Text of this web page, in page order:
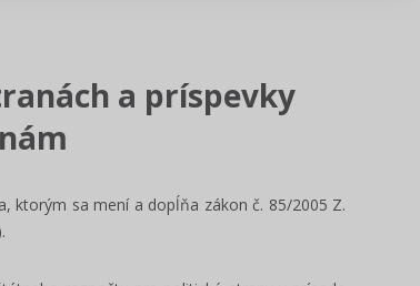
a príspevky
ktorým sa mení a dopĺňa zákon č. 85/2005 Z.